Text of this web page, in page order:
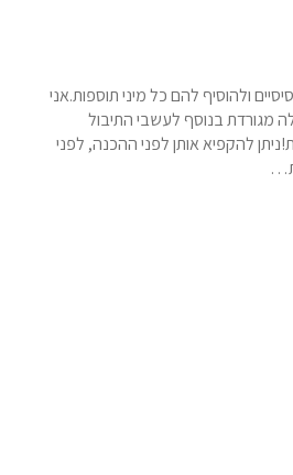
ולהוסיף להם כל מיני תוספות.אני
מגורדת בנוסף לעשבי התיבול
להקפיא אותן לפני ההכנה, לפני